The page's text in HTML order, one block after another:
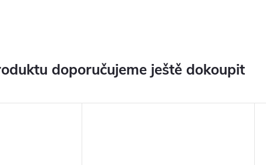
doporučujeme ještě dokoupit